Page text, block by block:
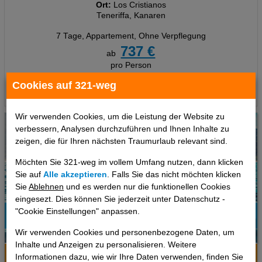
Cookies auf 321-weg
Wir verwenden Cookies, um die Leistung der Website zu
verbessern, Analysen durchzuführen und Ihnen Inhalte zu
zeigen, die für Ihren nächsten Traumurlaub relevant sind.
Möchten Sie 321-weg im vollem Umfang nutzen, dann klicken
Sie aufAlle akzeptieren . Falls Sie das nicht möchten klicken
SieAblehnen und es werden nur die funktionellen Cookies
eingesezt. Dies können Sie jederzeit unter Datenschutz -
"Cookie Einstellungen" anpassen.
Wir verwenden Cookies und personenbezogene Daten, um
Inhalte und Anzeigen zu personalisieren. Weitere
Informationen dazu, wie wir Ihre Daten verwenden, finden Sie
Ort: Los Cristianos
Teneriffa, Kanaren
7 Tage, Appartement, Ohne Verpflegung
ab
737 €
pro Person
Termine
Empfehlung
Hotelinfo Bilder Karte